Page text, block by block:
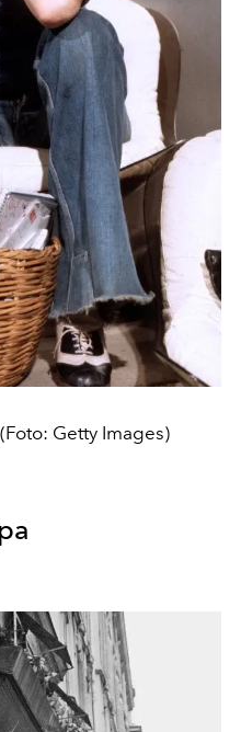
Getty Images)